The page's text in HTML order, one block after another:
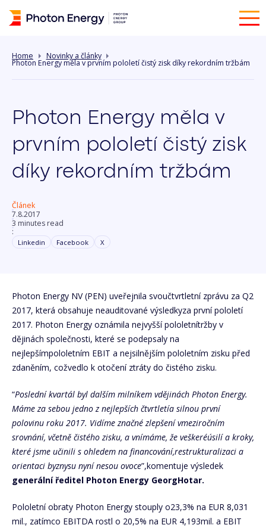
Home Novinky a články
Photon Energy měla v prvním pololetí čistý zisk díky rekordním tržbám
Photon Energy měla v
prvním pololetí čistý zisk
díky rekordním tržbám
Článek
7.8.2017
3 minutes read
:
Linkedin Facebook X
Photon Energy NV (PEN) uveřejnila svoučtvrtletní zprávu za Q2
2017, která obsahuje neauditované výsledkyza první pololetí
2017. Photon Energy oznámila nejvyšší pololetnítržby v
dějinách společnosti, které se podepsaly na
nejlepšímpololetním EBIT a nejsilnějším pololetním zisku před
zdaněním, cožvedlo k otočení ztráty do čistého zisku.
“Poslední kvartál byl dalším milníkem vdějinách Photon Energy.
Máme za sebou jedno z nejlepších čtvrtletía silnou první
polovinu roku 2017. Vidíme značné zlepšení vmeziročním
srovnání, včetně čistého zisku, a vnímáme, že veškeréúsilí a kroky,
které jsme učinili s ohledem na financování,restrukturalizaci a
orientaci byznysu nyní nesou ovoce”,komentuje výsledek
generální ředitel Photon Energy GeorgHotar.
Pololetní obraty Photon Energy stouply o23,3% na EUR 8,031
mil., zatímco EBITDA rostl o 20,5% na EUR 4,193mil. a EBIT